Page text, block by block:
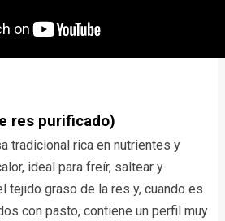
res purificado)
tradicional rica en nutrientes y
ideal para freír, saltear y
tejido graso de la res y, cuando es
con pasto, contiene un perfil muy